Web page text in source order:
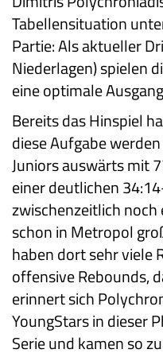
Tabellensituation
Partie: Als aktueller
Niederlagen) spielen
eine optimale
Bereits das Hinspiel
diese Aufgabe
Juniors auswärts mit
einer deutlichen
zwischenzeitlich noch
schon in Metropol
haben dort sehr viele
offensive Rebounds,
erinnert sich
YoungStars in dieser
Serie und kamen so